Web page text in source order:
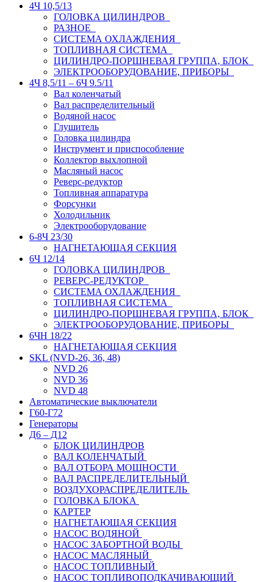
4Ч 10,5/13
ГОЛОВКА ЦИЛИНДРОВ
РАЗНОЕ
СИСТЕМА ОХЛАЖДЕНИЯ
ТОПЛИВНАЯ СИСТЕМА
ЦИЛИНДРО-ПОРШНЕВАЯ ГРУППА, БЛОК
ЭЛЕКТРООБОРУДОВАНИЕ, ПРИБОРЫ
4Ч 8,5/11 – 6Ч 9.5/11
Вал коленчатый
Вал распределительный
Водяной насос
Глушитель
Головка цилиндра
Инструмент и приспособление
Коллектор выхлопной
Масляный насос
Реверс-редуктор
Топливная аппаратура
Форсунки
Холодильник
Электрооборудование
6-8Ч 23/30
НАГНЕТАЮЩАЯ СЕКЦИЯ
6Ч 12/14
ГОЛОВКА ЦИЛИНДРОВ
РЕВЕРС-РЕДУКТОР
СИСТЕМА ОХЛАЖДЕНИЯ
ТОПЛИВНАЯ СИСТЕМА
ЦИЛИНДРО-ПОРШНЕВАЯ ГРУППА, БЛОК
ЭЛЕКТРООБОРУДОВАНИЕ, ПРИБОРЫ
6ЧН 18/22
НАГНЕТАЮЩАЯ СЕКЦИЯ
SKL (NVD-26, 36, 48)
NVD 26
NVD 36
NVD 48
Автоматические выключатели
Г60-Г72
Генераторы
Д6 – Д12
БЛОК ЦИЛИНДРОВ
ВАЛ КОЛЕНЧАТЫЙ
ВАЛ ОТБОРА МОЩНОСТИ
ВАЛ РАСПРЕДЕЛИТЕЛЬНЫЙ
ВОЗДУХОРАСПРЕДЕЛИТЕЛЬ
ГОЛОВКА БЛОКА
КАРТЕР
НАГНЕТАЮЩАЯ СЕКЦИЯ
НАСОС ВОДЯНОЙ
НАСОС ЗАБОРТНОЙ ВОДЫ
НАСОС МАСЛЯНЫЙ
НАСОС ТОПЛИВНЫЙ
НАСОС ТОПЛИВОПОДКАЧИВАЮЩИЙ